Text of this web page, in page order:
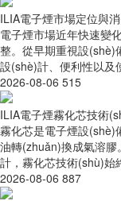
ILIA電子煙市場定位與
電子煙市場近年快速變
整。從早期重視設(shè)
設(shè)計、便利性以及
2026-08-06 515
ILIA電子煙霧化芯技術
霧化芯是電子煙設(shè)
油轉(zhuǎn)換成氣溶
計，霧化芯技術(shù)始
2026-08-06 887